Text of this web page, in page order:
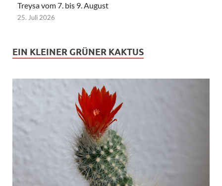
Treysa vom 7. bis 9. August
25. Juli 2026
EIN KLEINER GRÜNER KAKTUS